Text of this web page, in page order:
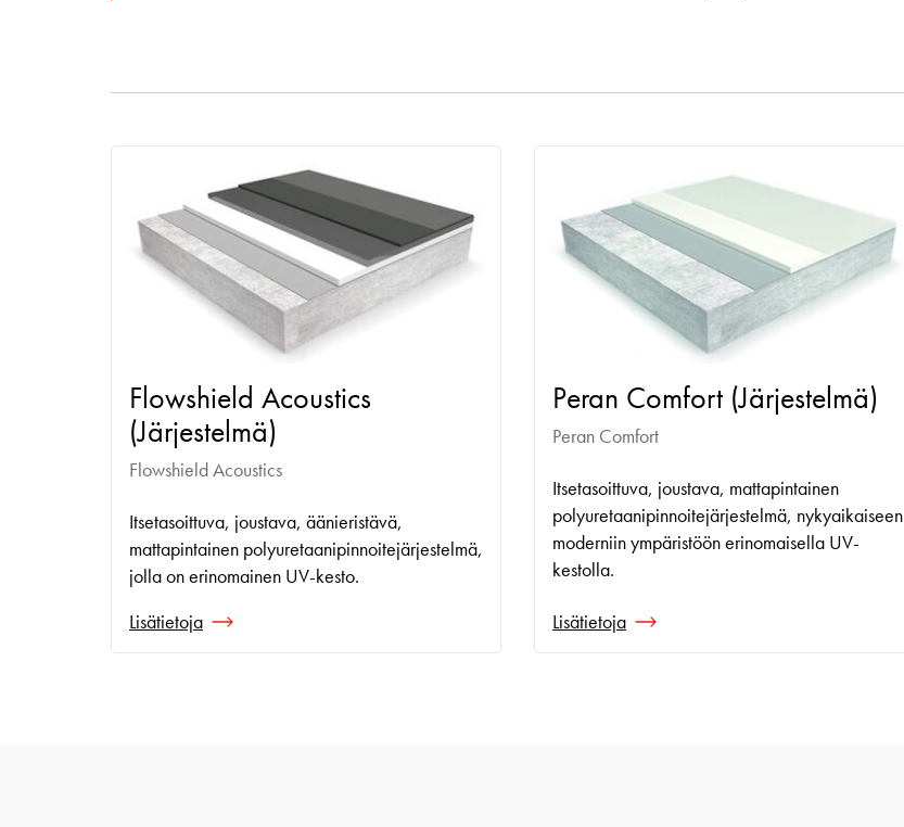
Flowshield Acoustics
(Järjestelmä)
Flowshield Acoustics
Itsetasoittuva, joustava, äänieristävä,
mattapintainen polyuretaanipinnoitejärjestelmä,
jolla on erinomainen UV-kesto.
Lisätietoja
Peran Comfort (Järjestelmä)
Peran Comfort
Itsetasoittuva, joustava, mattapintainen
polyuretaanipinnoitejärjestelmä, nykyaikaiseen
moderniin ympäristöön erinomaisella UV-
kestolla.
Lisätietoja